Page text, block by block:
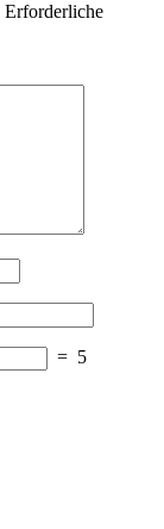
Erforderliche
= 5